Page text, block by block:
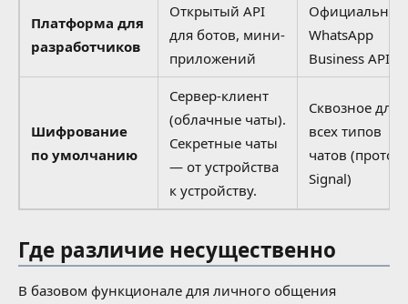
Платформа для
разработчиков
Открытый API
для ботов, мини-
приложений
Официальный
WhatsApp
Business API
Шифрование
по умолчанию
Сервер-клиент
(облачные чаты).
Секретные чаты
— от устройства
к устройству.
Сквозное для
всех типов
чатов
Signal)
Где различие несущественно
В базовом функционале для личного общения